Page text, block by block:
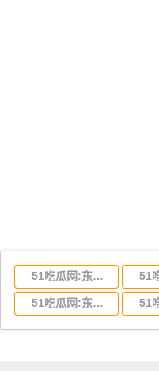
51吃瓜网:东莞到湖北省物流专线,东莞到湖北省物流公司
51吃瓜网:东莞到云南省物流运输,东莞到云南省物流公司